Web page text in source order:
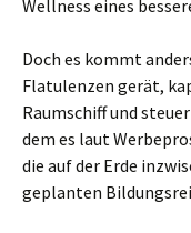
Wellness eines
Doch es kommt
Flatulenzen gerät,
Raumschiff und
dem es laut
die auf der Erde
geplanten